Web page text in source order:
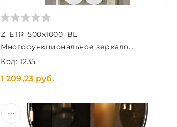
Z_ETR_500x1000_BL
Многофункциональное зеркало
ETRUSCAN 500х1000 (черный)
Код: 1235
1 209,23 руб.